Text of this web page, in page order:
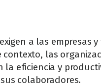
a las empresas
las
eficiencia y
colaboradores.